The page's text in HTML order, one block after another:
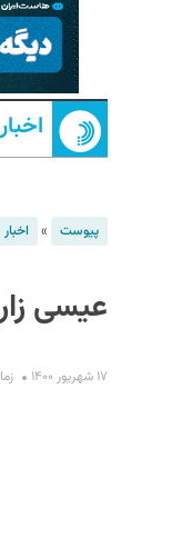
اخبار
پیوست » اخبار
عیسی
۱۷ شهریور ۱۴۰۰